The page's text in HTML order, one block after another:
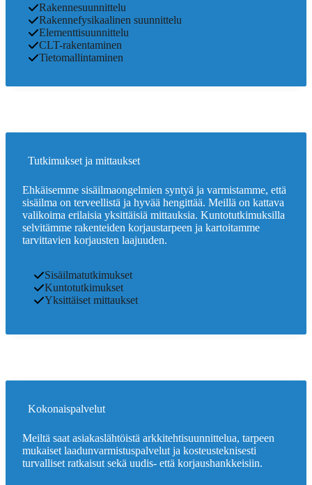
Rakennesuunnittelu
Rakennefysikaalinen suunnittelu
Elementtisuunnittelu
CLT-rakentaminen
Tietomallintaminen
Tutkimukset ja mittaukset
Ehkäisemme sisäilmaongelmien syntyä ja varmistamme, että
sisäilma on terveellistä ja hyvää hengittää. Meillä on kattava
valikoima erilaisia yksittäisiä mittauksia. Kuntotutkimuksilla
selvitämme rakenteiden korjaustarpeen ja kartoitamme
tarvittavien korjausten laajuuden.
Sisäilmatutkimukset
Kuntotutkimukset
Yksittäiset mittaukset
Kokonaispalvelut
Meiltä saat asiakaslähtöistä arkkitehtisuunnittelua, tarpeen
mukaiset laadunvarmistuspalvelut ja kosteusteknisesti
turvalliset ratkaisut sekä uudis- että korjaushankkeisiin.